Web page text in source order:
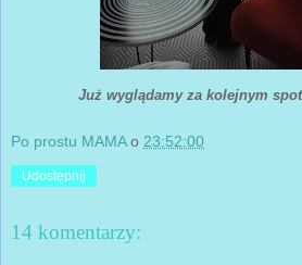
Już wyglądamy za kolejnym
Po prostu MAMA o 23:52:00
Udostępnij
14 komentarzy: